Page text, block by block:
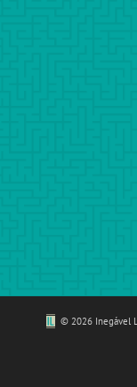
©2026 Inegável